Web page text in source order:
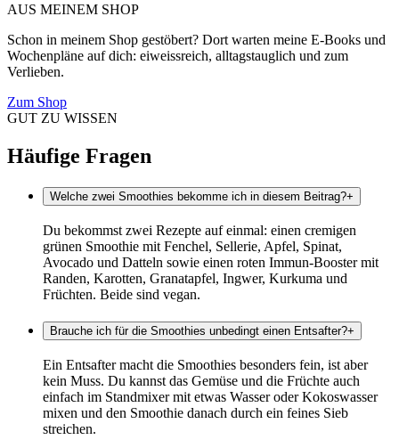
AUS MEINEM SHOP
Schon in meinem Shop gestöbert? Dort warten meine E-Books und
Wochenpläne auf dich: eiweissreich, alltagstauglich und zum
Verlieben.
Zum Shop
GUT ZU WISSEN
Häufige Fragen
Welche zwei Smoothies bekomme ich in diesem Beitrag?+
Du bekommst zwei Rezepte auf einmal: einen cremigen
grünen Smoothie mit Fenchel, Sellerie, Apfel, Spinat,
Avocado und Datteln sowie einen roten Immun-Booster mit
Randen, Karotten, Granatapfel, Ingwer, Kurkuma und
Früchten. Beide sind vegan.
Brauche ich für die Smoothies unbedingt einen Entsafter?+
Ein Entsafter macht die Smoothies besonders fein, ist aber
kein Muss. Du kannst das Gemüse und die Früchte auch
einfach im Standmixer mit etwas Wasser oder Kokoswasser
mixen und den Smoothie danach durch ein feines Sieb
streichen.